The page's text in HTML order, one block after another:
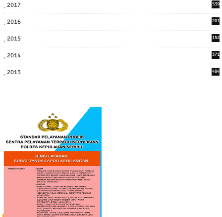
2017
539
2016
201
2015 152
2014 371
2013 484